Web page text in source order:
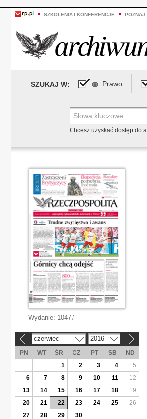
SZKOLENIA I KONFERENCJE POZNAJ
SZUKAJ W: Prawo
Chcesz uzyskać dostęp do
Wydanie: 10477
czerwiec 2016
PN WT ŚR CZ PT SB
ND
1
2 3 4
5
6
7 8 9 10 11
12
13
14 15 16 17 18
19
20
21 22 23 24 25
26
27
28 29 30